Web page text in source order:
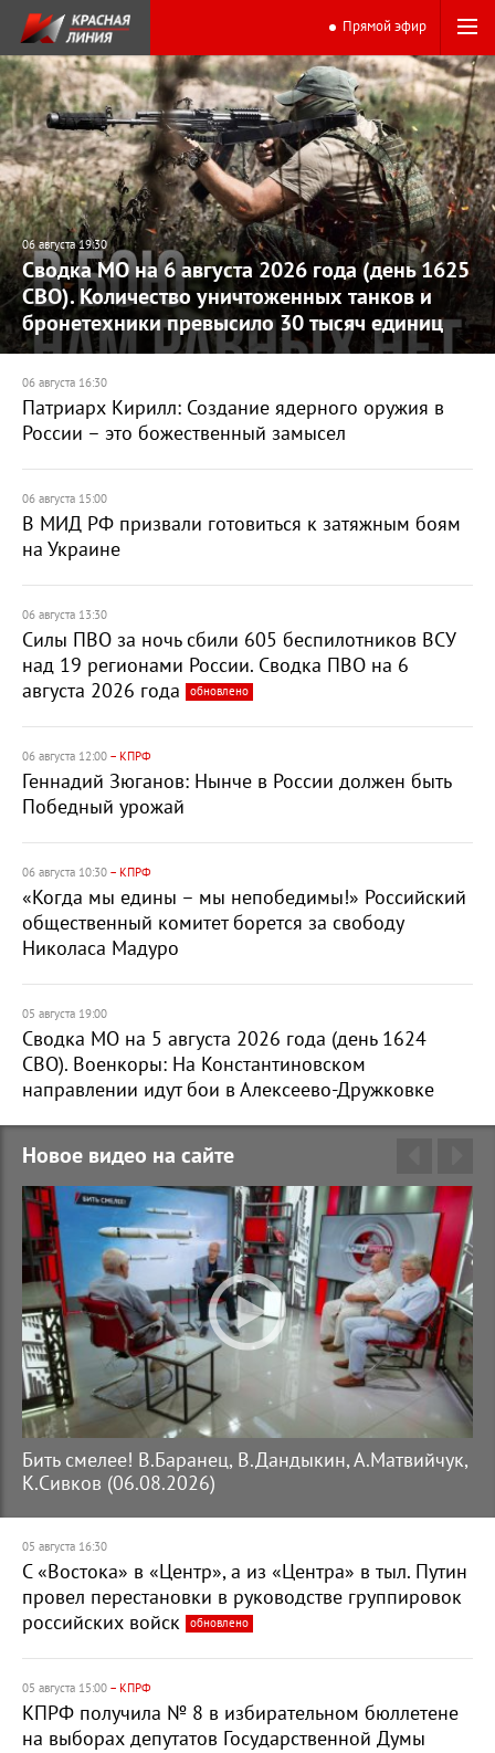
Прямой эфир
06 августа 19:30
Сводка МО на 6 августа 2026 года (день 1625
СВО). Количество уничтоженных танков и
бронетехники превысило 30 тысяч единиц
06 августа 16:30
Патриарх Кирилл: Создание ядерного оружия в
России – это божественный замысел
06 августа 15:00
В МИД РФ призвали готовиться к затяжным боям
на Украине
06 августа 13:30
Силы ПВО за ночь сбили 605 беспилотников ВСУ
над 19 регионами России. Сводка ПВО на 6
августа 2026 года
обновлено
06 августа 12:00 – КПРФ
Геннадий Зюганов: Нынче в России должен быть
Победный урожай
06 августа 10:30 – КПРФ
«Когда мы едины – мы непобедимы!» Российский
общественный комитет борется за свободу
Николаса Мадуро
05 августа 19:00
Сводка МО на 5 августа 2026 года (день 1624
СВО). Военкоры: На Константиновском
направлении идут бои в Алексеево-Дружковке
Новое видео на сайте
Бить смелее! В.Баранец, В.Дандыкин, А.Матвийчук,
К.Сивков (06.08.2026)
05 августа 16:30
С «Востока» в «Центр», а из «Центра» в тыл. Путин
провел перестановки в руководстве группировок
российских войск
обновлено
05 августа 15:00 – КПРФ
КПРФ получила № 8 в избирательном бюллетене
на выборах депутатов Государственной Думы